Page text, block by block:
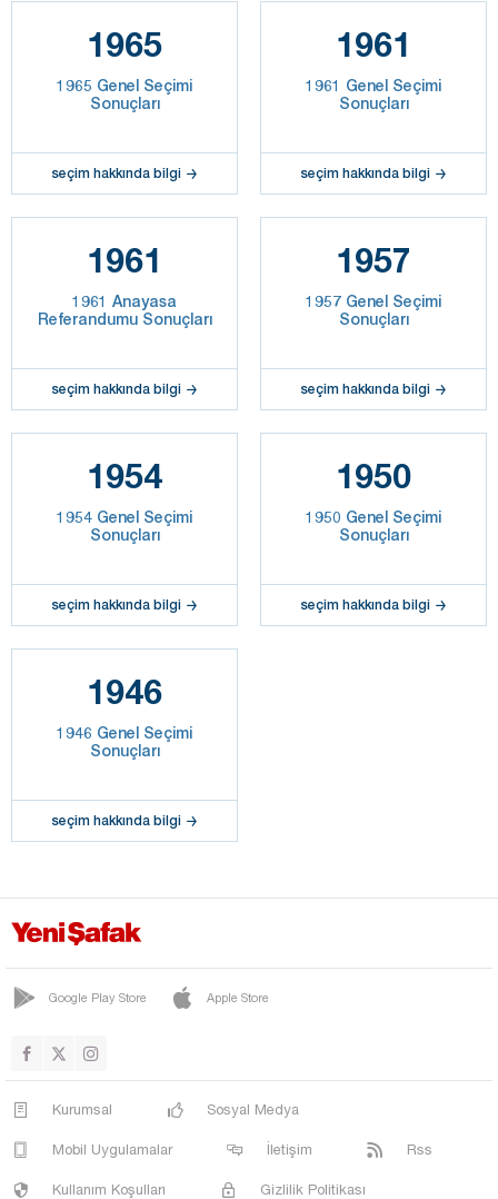
1965
1965 Genel Seçimi
Sonuçları
seçim hakkında bilgi
1961
1961 Genel Seçimi
Sonuçları
seçim hakkında bilgi
1961
1961 Anayasa
Referandumu Sonuçları
seçim hakkında bilgi
1957
1957 Genel Seçimi
Sonuçları
seçim hakkında bilgi
1954
1954 Genel Seçimi
Sonuçları
seçim hakkında bilgi
1950
1950 Genel Seçimi
Sonuçları
seçim hakkında bilgi
1946
1946 Genel Seçimi
Sonuçları
seçim hakkında bilgi
Google Play Store Apple Store
Kurumsal Sosyal Medya
Mobil Uygulamalar İletişim Rss
Kullanım Koşulları Gizlilik Politikası